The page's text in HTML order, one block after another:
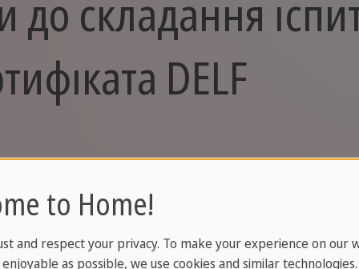
до складання
DELF
мови спрямований на підготовку до
Française (DELF).
Languages PLUS дає можливість студентам
to Home!
and respect your privacy. To make your experience on our
as possible, we use cookies and similar